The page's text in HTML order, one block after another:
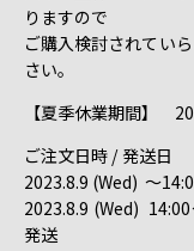
りますので
ご購入検討されてい
さい。
【夏季休業期間】
ご注文日時 / 発送日
2023.8.9 (Wed) ～
2023.8.9 (Wed)
発送